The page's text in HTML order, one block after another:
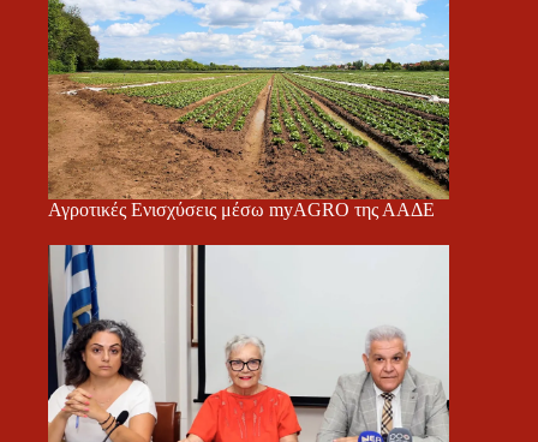
Αγροτικές Ενισχύσεις μέσω myAGRO της ΑΑΔΕ